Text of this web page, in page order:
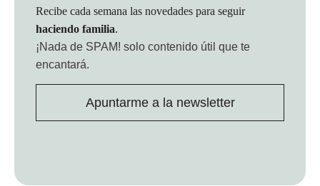
Recibe cada semana las novedades para seguir
haciendo familia.
¡Nada de SPAM! solo contenido útil que te
encantará.
Apuntarme a la newsletter